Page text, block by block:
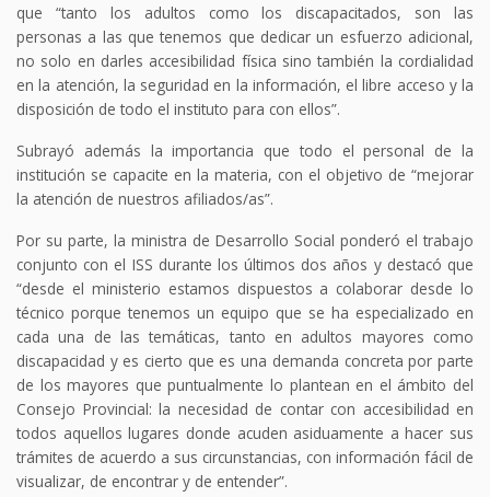
que “tanto los adultos como los discapacitados, son las
personas a las que tenemos que dedicar un esfuerzo adicional,
no solo en darles accesibilidad física sino también la cordialidad
en la atención, la seguridad en la información, el libre acceso y la
disposición de todo el instituto para con ellos”.
Subrayó además la importancia que todo el personal de la
institución se capacite en la materia, con el objetivo de “mejorar
la atención de nuestros afiliados/as”.
Por su parte, la ministra de Desarrollo Social ponderó el trabajo
conjunto con el ISS durante los últimos dos años y destacó que
“desde el ministerio estamos dispuestos a colaborar desde lo
técnico porque tenemos un equipo que se ha especializado en
cada una de las temáticas, tanto en adultos mayores como
discapacidad y es cierto que es una demanda concreta por parte
de los mayores que puntualmente lo plantean en el ámbito del
Consejo Provincial: la necesidad de contar con accesibilidad en
todos aquellos lugares donde acuden asiduamente a hacer sus
trámites de acuerdo a sus circunstancias, con información fácil de
visualizar, de encontrar y de entender”.